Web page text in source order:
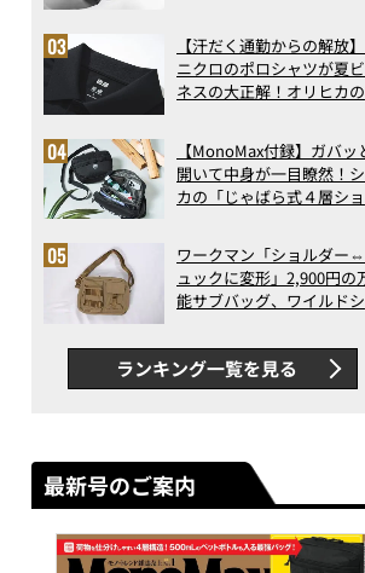
ト3】（2026年6月版）
【汗だく通勤からの解放
ニクロのポロシャツが夏
ネスの大正解！オリヒカ
アの実力
【MonoMax付録】ガバッ
開いて中身が一目瞭然！
カの「じゃばら式４層シ
った！
ワークマン「ショルダー⇔
ュックに変形」2,900円の
能サブバッグ、ワイルド
録…ほか【休日バッグの人
記事ランキングベスト3】
（2026年6月版）
ランキング一覧を見る
最新号のご案内